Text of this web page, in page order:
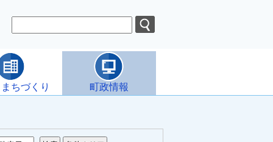
ちづくり 町政情報